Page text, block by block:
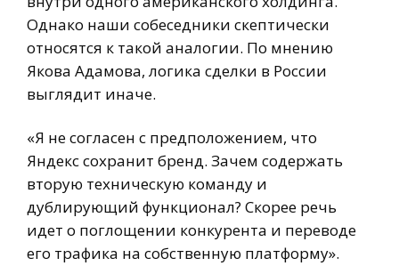
Однако наши собеседники скептически
относятся к такой аналогии. По мнению
Якова Адамова, логика сделки в России
выглядит иначе.
«Я не согласен с предположением, что
Яндекс сохранит бренд. Зачем содержать
вторую техническую команду и
дублирующий функционал? Скорее речь
идет о поглощении конкурента и переводе
его трафика на собственную платформу».